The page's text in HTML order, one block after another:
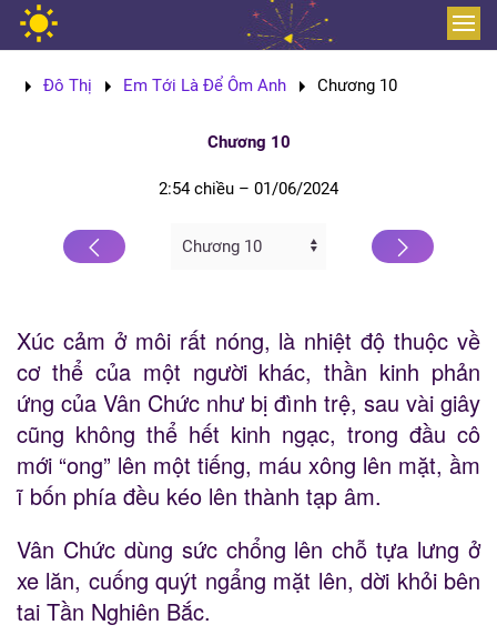
Đô Thị Em Tới Là Để Ôm Anh Chương 10
Chương 10
2:54 chiều – 01/06/2024
Xúc cảm ở môi rất nóng, là nhiệt độ thuộc về
cơ thể của một người khác, thần kinh phản
ứng của Vân Chức như bị đình trệ, sau vài giây
cũng không thể hết kinh ngạc, trong đầu cô
mới “ong” lên một tiếng, máu xông lên mặt, ầm
ĩ bốn phía đều kéo lên thành tạp âm.
Vân Chức dùng sức chổng lên chỗ tựa lưng ở
xe lăn, cuống quýt ngẩng mặt lên, dời khỏi bên
tai Tần Nghiên Bắc.